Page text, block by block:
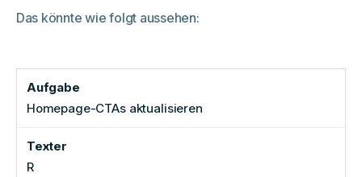
Das könnte wie folgt aussehen:
Homepage-CTAs aktualisieren
R